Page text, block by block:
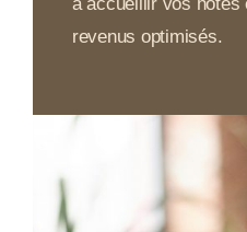
revenus optimisés.